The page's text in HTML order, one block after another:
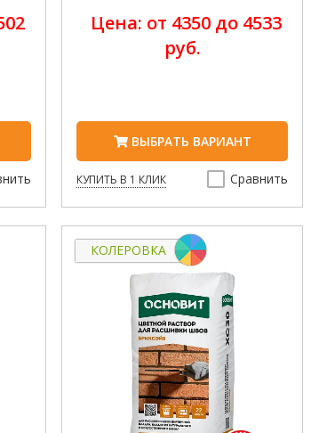
Цена: от 4350 до 4533
руб.
ВЫБРАТЬ ВАРИАНТ
КУПИТЬ В 1 КЛИК Сравнить
КОЛЕРОВКА